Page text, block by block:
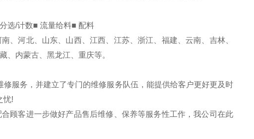
选/计数■ 流量给料■ 配料
、河北、山东、山西、江西、江苏、浙江、福建、云南、吉林、
、内蒙古、黑龙江、重庆等。
服务，并建立了专门的维修服务队伍，能提供给客户更好更及时
忧!
合顾客进一步做好产品售后维修、保养等服务性工作，我公司在此